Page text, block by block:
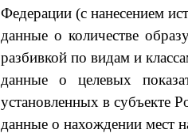
Федерации (с нанесением
данные о количестве
разбивкой по видам и
данные о целевых
установленных в субъекте
данные о нахождении мест